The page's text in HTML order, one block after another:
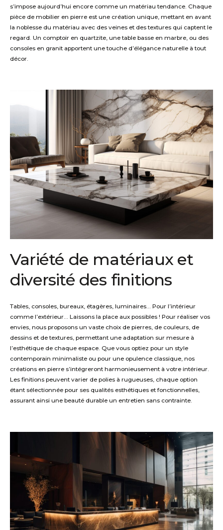
s’impose aujourd’hui encore comme un matériautendance. Chaque
pièce de mobilier en pierre est une création unique, mettant en avant
la noblesse du matériau avec des veines et des textures qui captent le
regard. Un comptoir en quartzite, une table basse en marbre, ou des
consoles en granit apportent une touche d’élégance naturelle à tout
décor.
Variété de matériaux et
diversité des finitions
Tables, consoles, bureaux, étagères, luminaires… Pour l’intérieur
comme l’extérieur… Laissons la place aux possibles ! Pour réaliser vos
envies, nous proposons un vaste choix de pierres, de couleurs, de
dessins et de textures, permettant une adaptation sur mesure à
l’esthétique de chaque espace. Que vous optiez pour un style
contemporain minimaliste ou pour une opulence classique, nos
créations en pierre s’intégreront harmonieusement à votre intérieur.
Les finitions peuvent varier de polies à rugueuses, chaque option
étant sélectionnée pour ses qualités esthétiques et fonctionnelles,
assurant ainsi une beauté durable un entretien sans contrainte.